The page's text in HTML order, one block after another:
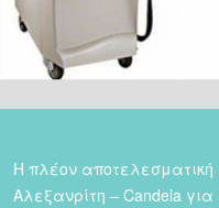
Η πλέον
Αλεξανρίτη – Candela